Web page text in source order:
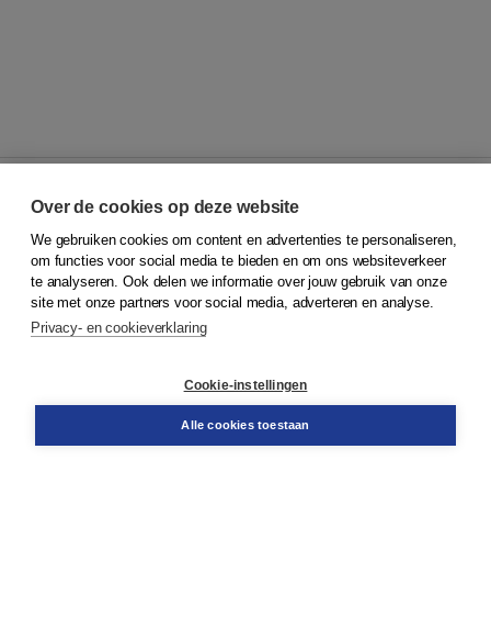
© 2026Koninklijke Boom uitgevers
Klantenservice
Service & informatie
Contact
Over de cookies op deze website
We gebruiken cookies om content en advertenties te personaliseren,
om functies voor social media te bieden en om ons websiteverkeer
te analyseren. Ook delen we informatie over jouw gebruik van onze
site met onze partners voor social media, adverteren en analyse.
Privacy- en cookieverklaring
Cookie-instellingen
Alle cookies toestaan